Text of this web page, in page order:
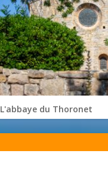
L'abbaye du Thoronet